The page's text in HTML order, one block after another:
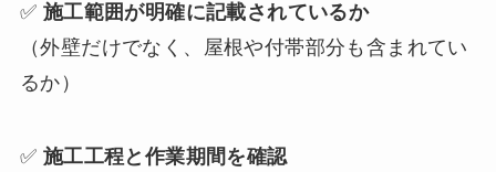
✅ 施工範囲が明確に記載されているか
（外壁だけでなく、屋根や付帯部分も含まれてい
るか）
✅ 施工工程と作業期間を確認